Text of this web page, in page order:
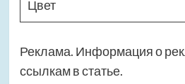
Цвет
Реклама. Информация о
ссылкам в статье.